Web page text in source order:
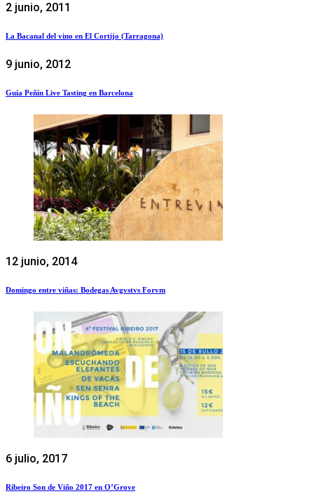
2 junio, 2011
La Bacanal del vino en El Cortijo (Tarragona)
9 junio, 2012
Guía Peñín Live Tasting en Barcelona
12 junio, 2014
Domingo entre viñas: Bodegas Avgvstvs Forvm
6 julio, 2017
Ribeiro Son de Viño 2017 en O’Grove